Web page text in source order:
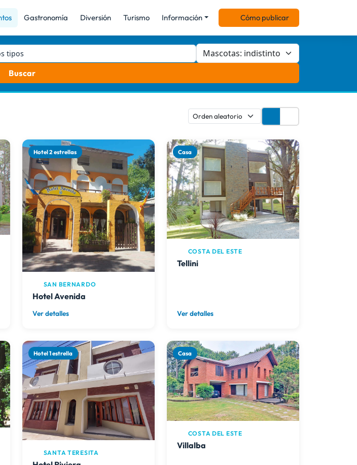
Gastronomía Diversión Turismo Información Cómo publicar
tipos
Buscar
Hotel 2 estrellas
SAN BERNARDO
Hotel Avenida
Ver detalles
Casa
COSTA DEL ESTE
Tellini
Ver detalles
Hotel 1 estrella
SANTA TERESITA
Casa
COSTA DEL ESTE
Villalba